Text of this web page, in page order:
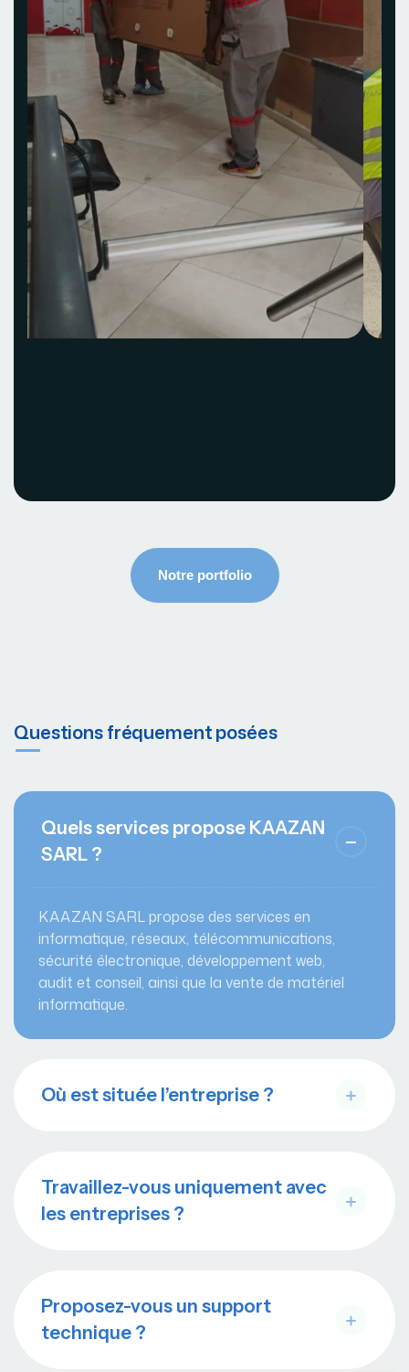
Voir le projet
Questions fréquement posées
Quels services propose KAAZAN
SARL ?
KAAZAN SARL propose des services en
informatique, réseaux, télécommunications,
sécurité électronique, développement web,
audit et conseil, ainsi que la vente de matériel
informatique.
Où est située l’entreprise ?
Travaillez-vous uniquement avec
les entreprises ?
Proposez-vous un support
technique ?